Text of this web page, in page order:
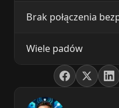
Brak połączenia
Wiele padów